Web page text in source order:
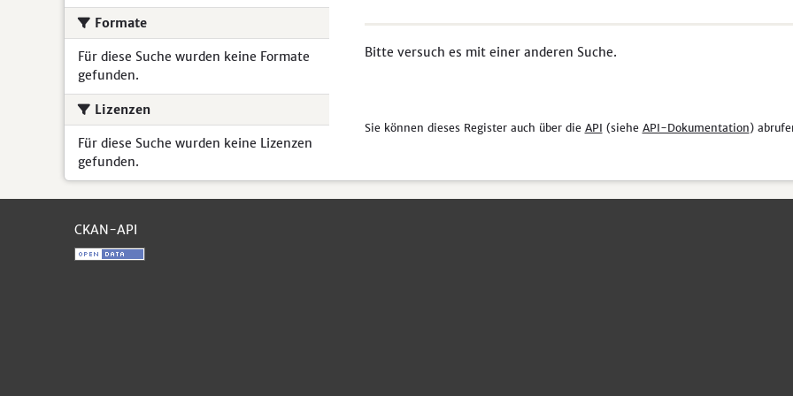
Formate
Für diese Suche wurden keine Formate
gefunden.
Lizenzen
Für diese Suche wurden keine Lizenzen
gefunden.
Bitte versuch es mit einer anderen Suche.
Sie können dieses Register auch über die API (siehe API-Dokumentation)
CKAN-API